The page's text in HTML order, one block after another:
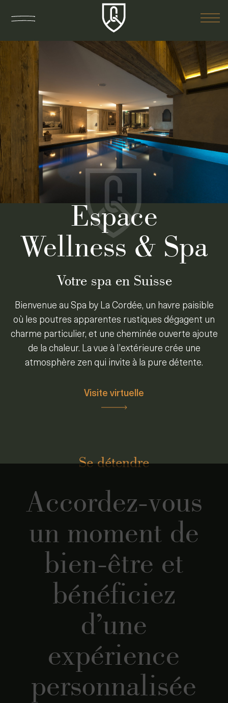
Espace
Wellness & Spa
Votre spa en Suisse
Bienvenue au Spa by La Cordée, un havre paisible
où les poutres apparentes rustiques dégagent un
charme particulier, et une cheminée ouverte ajoute
de la chaleur. La vue à l’extérieure crée une
atmosphère zen qui invite à la pure détente.
Visite virtuelle
Se détendre
Accordez-vous
un moment de
bien-être et
bénéficiez
d’une
expérience
personnalisée